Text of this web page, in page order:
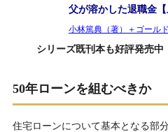
父が溶かした退職金【
小林篤典（著）＋ゴール
シリーズ既刊本も好評発売
50年ローンを組むべきか
住宅ローンについて基本となる部